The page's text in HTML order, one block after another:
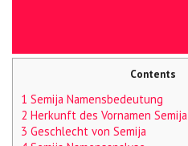
Contents
1 Semija Namensbedeutung
2 Herkunft des Vornamen Semija
3 Geschlecht von Semija